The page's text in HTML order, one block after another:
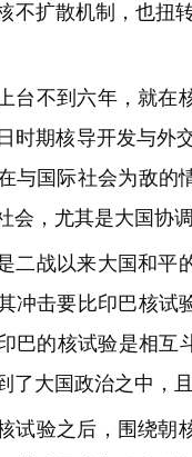
不扩散机制，也扭
台不到六年，就在
时期核导开发与外
与国际社会为敌的
会，尤其是大国协
二战以来大国和平
冲击要比印巴核试
巴的核试验是相互
了大国政治之中，
试验之后，围绕朝